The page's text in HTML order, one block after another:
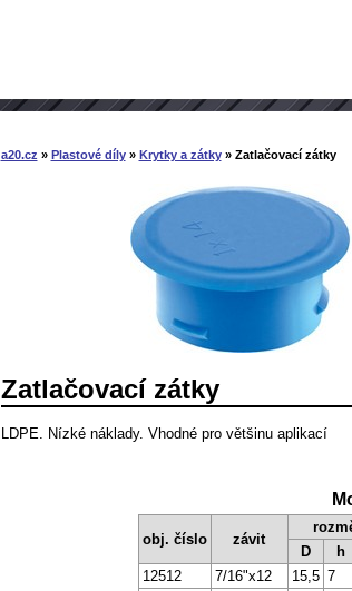
a20.cz » Plastové díly» Krytky a zátky» Zatlačovací zátky
Zatlačovací zátky
LDPE. Nízké náklady. Vhodné pro většinu aplikací
obj. číslo závit
D h
12512
7/16"x12 15,5 7